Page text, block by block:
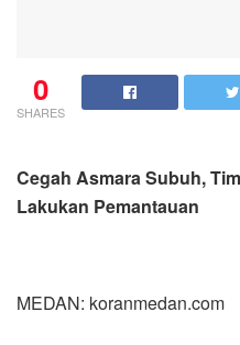
0
SHARES
Cegah Asmara Subuh,
Lakukan Pemantauan
MEDAN: koranmedan.com